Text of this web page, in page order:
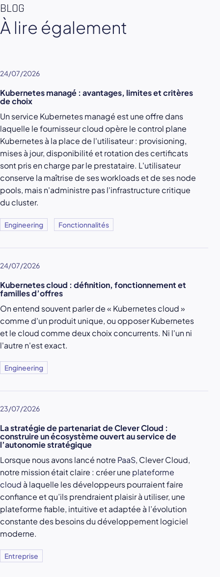
BLOG
À lire également
24/07/2026
Kubernetes managé : avantages, limites et critères
de choix
Un service Kubernetes managé est une offre dans
laquelle le fournisseur cloud opère le control plane
Kubernetes à la place de l'utilisateur : provisioning,
mises à jour, disponibilité et rotation des certificats
sont pris en charge par le prestataire. L'utilisateur
conserve la maîtrise de ses workloads et de ses node
pools, mais n'administre pas l'infrastructure critique
du cluster.
Engineering Fonctionnalités
24/07/2026
Kubernetes cloud : définition, fonctionnement et
familles d’offres
On entend souvent parler de « Kubernetes cloud »
comme d'un produit unique, ou opposer Kubernetes
et le cloud comme deux choix concurrents. Ni l'un ni
l'autre n'est exact.
Engineering
23/07/2026
La stratégie de partenariat de Clever Cloud :
construire un écosystème ouvert au service de
l’autonomie stratégique
Lorsque nous avons lancé notre PaaS, Clever Cloud,
notre mission était claire : créer une plateforme
cloud à laquelle les développeurs pourraient faire
confiance et qu’ils prendraient plaisir à utiliser, une
plateforme fiable, intuitive et adaptée à l’évolution
constante des besoins du développement logiciel
moderne.
Entreprise